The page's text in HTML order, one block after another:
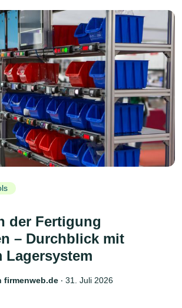
der Fertigung
– Durchblick mit
Lagersystem
firmenweb.de ‧ 31. Juli 2026